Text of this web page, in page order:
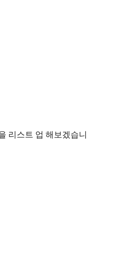
리스트 업 해보겠습니